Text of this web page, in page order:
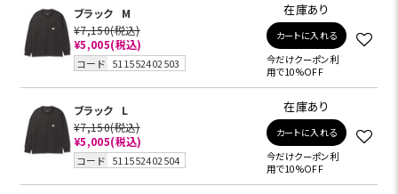
ブラック
M
¥7,150(税込)
¥5,005(税込)
コード 511552402503
在庫あり
カートに入れる
今だけクーポン利
用で10%OFF
ブラック
L
¥7,150(税込)
¥5,005(税込)
コード 511552402504
在庫あり
カートに入れる
今だけクーポン利
用で10%OFF